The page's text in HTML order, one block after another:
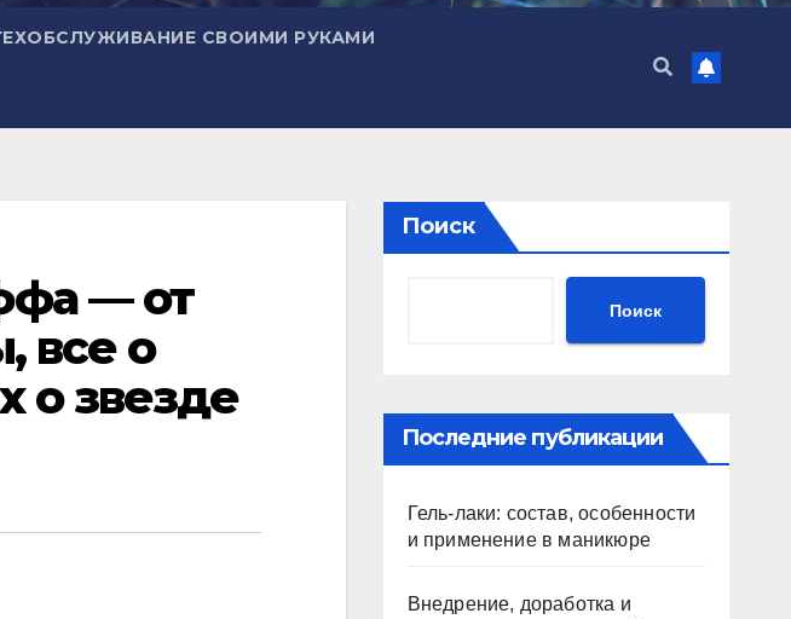
СВОИМИ РУКАМИ
— от
все о
о звезде
Поиск
Поиск
Последние публикации
Гель-лаки: состав, особенности
и применение в маникюре
Внедрение, доработка и